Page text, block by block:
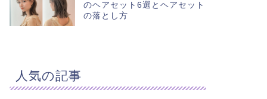
のヘアセット6選とヘアセット
の落とし方
人気の記事